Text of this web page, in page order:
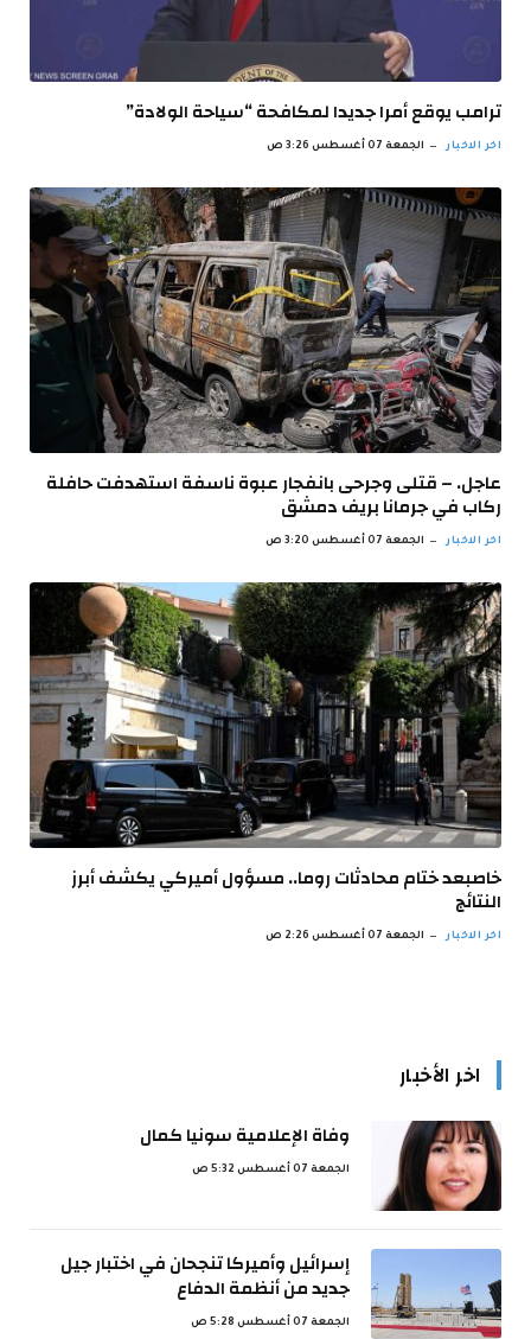
ترامب يوقع أمرا جديدا لمكافحة “سياحة الولادة”
اخر الاخبار الجمعة 07 أغسطس 3:26 ص
عاجل. – قتلى وجرحى بانفجار عبوة ناسفة استهدفت حافلة
ركاب في جرمانا بريف دمشق
اخر الاخبار الجمعة 07 أغسطس 3:20 ص
خاصبعد ختام محادثات روما.. مسؤول أميركي يكشف أبرز
النتائج
اخر الاخبار الجمعة 07 أغسطس 2:26 ص
اخر الأخبار
وفاة الإعلامية سونيا كمال
الجمعة 07 أغسطس 5:32 ص
إسرائيل وأميركا تنجحان في اختبار جيل
جديد من أنظمة الدفاع
الجمعة 07 أغسطس 5:28 ص